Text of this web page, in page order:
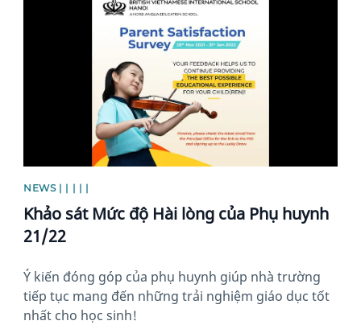
NEWS | | | | |
Khảo sát Mức độ Hài lòng của Phụ huynh
21/22
Ý kiến đóng góp của phụ huynh giúp nhà trường
tiếp tục mang đến những trải nghiệm giáo dục tốt
nhất cho học sinh!